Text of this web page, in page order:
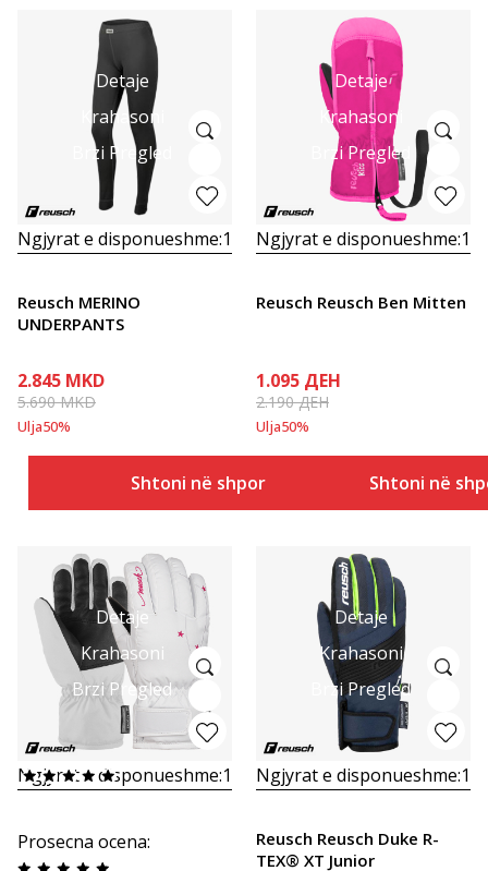
Detaje
Krahasoni
Brzi Pregled
Ngjyrat e disponueshme:1
Reusch MERINO
UNDERPANTS
2.845 MKD
5.690MKD
Ulja50%
Shtoni në shportë
Detaje
Krahasoni
Brzi Pregled
Ngjyrat e disponueshme:1
Reusch Reusch Ben Mitten
1.095 ДЕН
2.190ДЕН
Ulja50%
Shtoni në
Detaje
Krahasoni
Brzi Pregled
Ngjyrat e disponueshme:1
Prosecna ocena:
Detaje
Krahasoni
Brzi Pregled
Ngjyrat e disponueshme:1
Reusch Reusch Duke R-
TEX® XT Junior